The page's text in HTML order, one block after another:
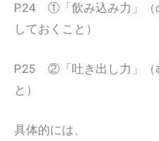
P.24 ①「飲み込み力」（
しておくこと）
P.25 ②「吐き出し力」（
と）
具体的には、